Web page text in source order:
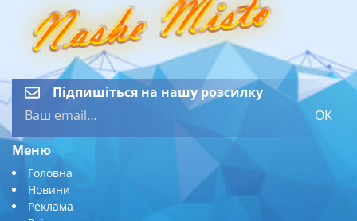
Підпишіться на нашу розсилку
OK
Меню
Головна
Новини
Реклама